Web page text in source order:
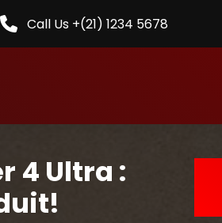
Call Us +(21) 1234 5678
4 Ultra :